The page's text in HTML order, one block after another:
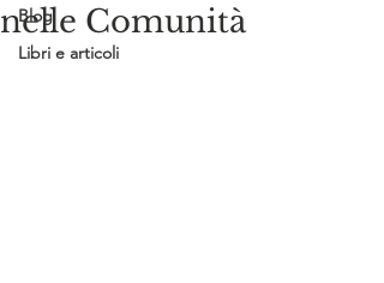
Blog
Libri e articoli
nelle Comunità